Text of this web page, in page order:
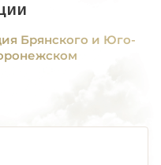
Брянского и Юго-